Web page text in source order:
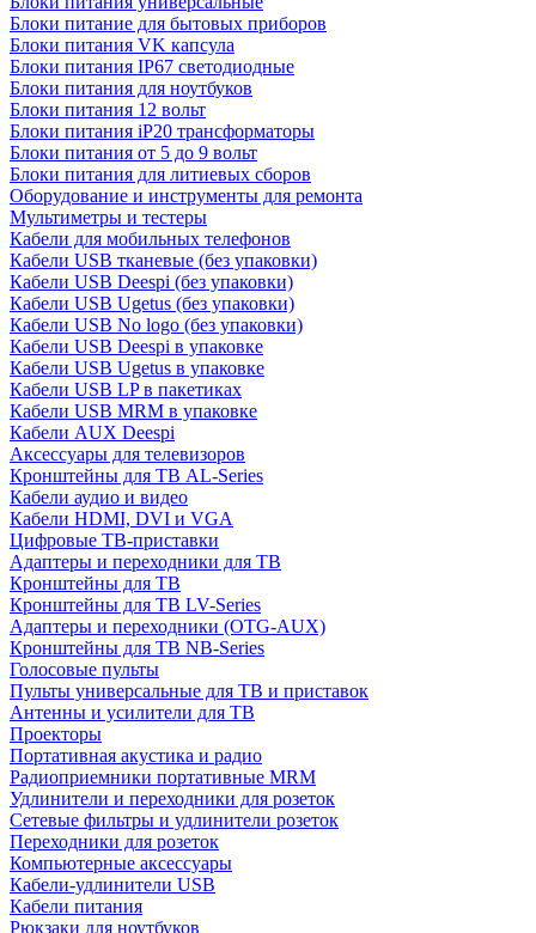
Блоки питание для бытовых приборов
Блоки питания VK капсула
Блоки питания IP67 светодиодные
Блоки питания для ноутбуков
Блоки питания 12 вольт
Блоки питания iP20 трансформаторы
Блоки питания от 5 до 9 вольт
Блоки питания для литиевых сборов
Оборудование и инструменты для ремонта
Мультиметры и тестеры
Кабели для мобильных телефонов
Кабели USB тканевые (без упаковки)
Кабели USB Deespi (без упаковки)
Кабели USB Ugetus (без упаковки)
Кабели USB No logo (без упаковки)
Кабели USB Deespi в упаковке
Кабели USB Ugetus в упаковке
Кабели USB LP в пакетиках
Кабели USB MRM в упаковке
Кабели AUX Deespi
Аксессуары для телевизоров
Кронштейны для ТВ AL-Series
Кабели аудио и видео
Кабели HDMI, DVI и VGA
Цифровые ТВ-приставки
Адаптеры и переходники для ТВ
Кронштейны для ТВ
Кронштейны для ТВ LV-Series
Адаптеры и переходники (OTG-AUX)
Кронштейны для ТВ NB-Series
Голосовые пульты
Пульты универсальные для ТВ и приставок
Антенны и усилители для ТВ
Проекторы
Портативная акустика и радио
Радиоприемники портативные MRM
Удлинители и переходники для розеток
Сетевые фильтры и удлинители розеток
Переходники для розеток
Компьютерные аксессуары
Кабели-удлинители USB
Кабели питания
Рюкзаки для ноутбуков